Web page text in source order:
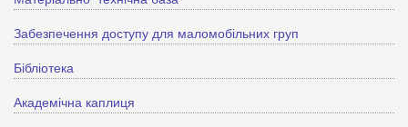
Забезпечення доступу для маломобільних груп
Бібліотека
Академічна каплиця